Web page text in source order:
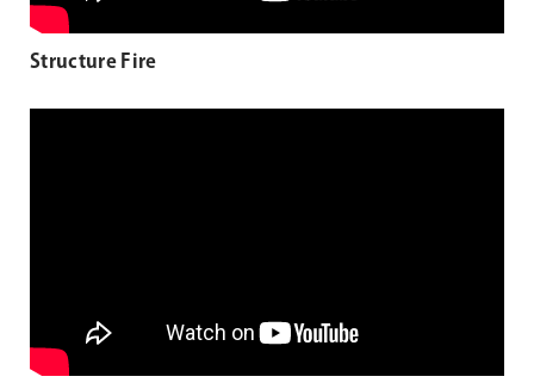
Structure Fire